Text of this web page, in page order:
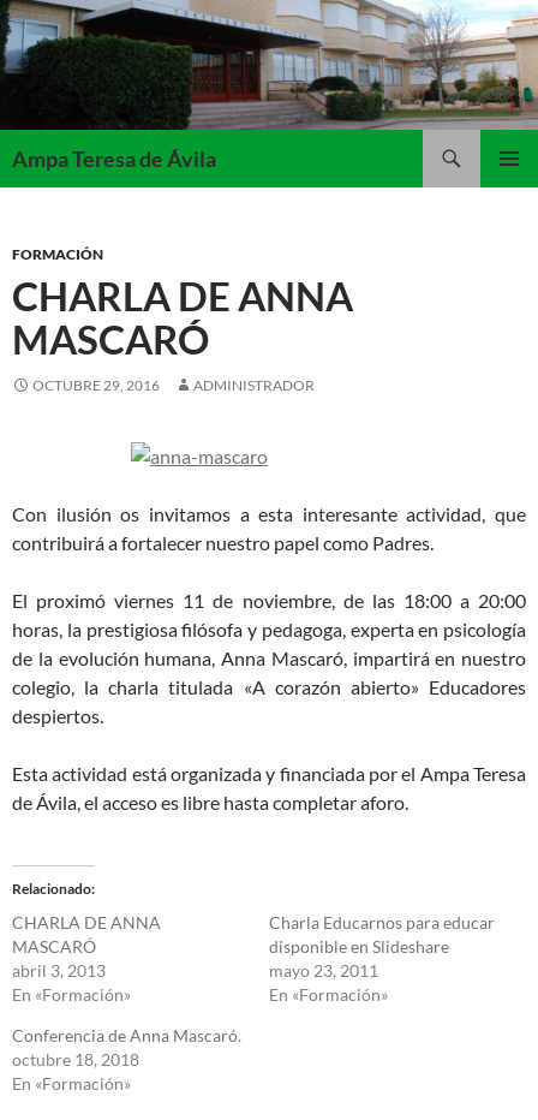
Saltar
al
contenido
Ampa Teresa de Ávila
FORMACIÓN
CHARLA DE ANNA
MASCARÓ
OCTUBRE 29, 2016 ADMINISTRADOR
Con ilusión os invitamos a esta interesante actividad, que
contribuirá a fortalecer nuestro papel como Padres.
El proximó viernes 11 de noviembre, de las 18:00 a 20:00
horas, la prestigiosa filósofa y pedagoga, experta en psicología
de la evolución humana, Anna Mascaró, impartirá en nuestro
colegio, la charla titulada «A corazón abierto» Educadores
despiertos.
Esta actividad está organizada y financiada por el Ampa Teresa
de Ávila, el acceso es libre hasta completar aforo.
Relacionado
CHARLA DE ANNA
MASCARÓ
abril 3, 2013
En «Formación»
Charla Educarnos para educar
disponible en Slideshare
mayo 23, 2011
En «Formación»
Conferencia de Anna Mascaró.
octubre 18, 2018
En «Formación»